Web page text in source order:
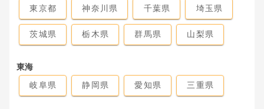
東京都
神奈川県 千葉県 埼玉県
茨城県 栃木県 群馬県 山梨県
東海
岐阜県
静岡県 愛知県 三重県